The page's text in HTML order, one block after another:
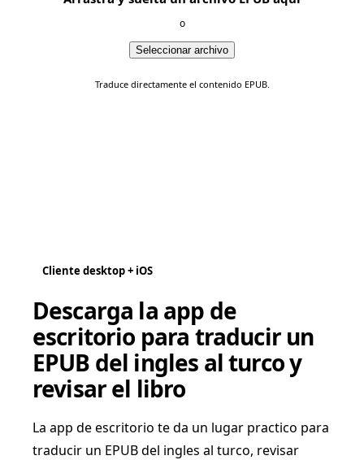
o
Seleccionar archivo
Traduce directamente el contenido EPUB.
Cliente desktop + iOS
Descarga la app de
escritorio para traducir un
EPUB del ingles al turco y
revisar el libro
La app de escritorio te da un lugar practico para
traducir un EPUB del ingles al turco, revisar